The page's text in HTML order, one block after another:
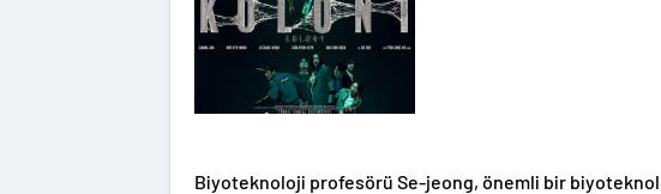
Biyoteknoloji profesörü Se-jeong, önemli bir